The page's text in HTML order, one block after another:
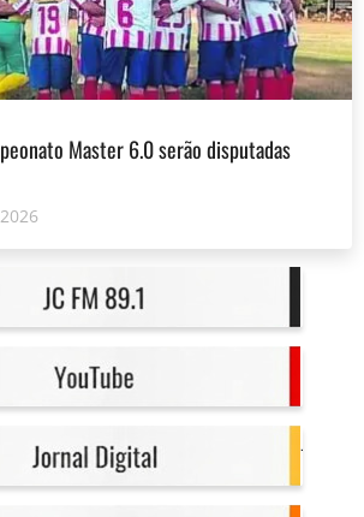
Master 6.0 serão disputadas